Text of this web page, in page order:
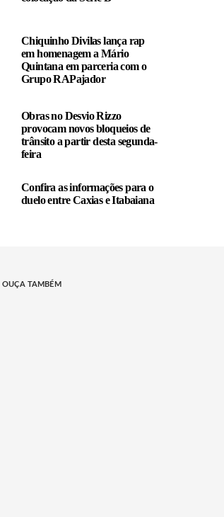
Chiquinho Divilas lança rap
em homenagem a Mário
Quintana em parceria com o
Grupo RAPajador
Obras no Desvio Rizzo
provocam novos bloqueios de
trânsito a partir desta segunda-
feira
Confira as informações para o
duelo entre Caxias e Itabaiana
OUÇA TAMBÉM